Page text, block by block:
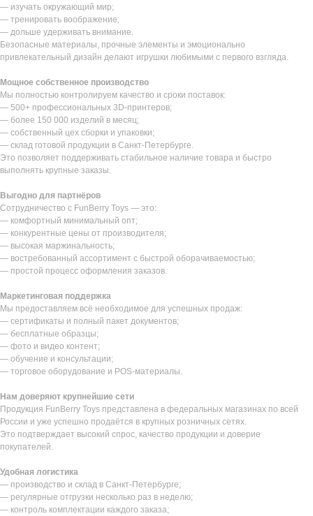
— изучать окружающий мир;
— тренировать воображение;
— дольше удерживать внимание.
Безопасные материалы, прочные элементы и эмоционально
привлекательный дизайн делают игрушки любимыми с первого взгляда.
Мощное собственное производство
Мы полностью контролируем качество и сроки поставок:
— 500+ профессиональных 3D-принтеров;
— более 150 000 изделий в месяц;
— собственный цех сборки и упаковки;
— склад готовой продукции в Санкт-Петербурге.
Это позволяет поддерживать стабильное наличие товара и быстро
выполнять крупные заказы.
Выгодно для партнёров
Сотрудничество с FunBerry Toys — это:
— комфортный минимальный опт;
— конкурентные цены от производителя;
— высокая маржинальность;
— востребованный ассортимент с быстрой оборачиваемостью;
— простой процесс оформления заказов.
Маркетинговая поддержка
Мы предоставляем всё необходимое для успешных продаж:
— сертификаты и полный пакет документов;
— бесплатные образцы;
— фото и видео контент;
— обучение и консультации;
— торговое оборудование и POS-материалы.
Нам доверяют крупнейшие сети
Продукция FunBerry Toys представлена в федеральных магазинах по всей
России и уже успешно продаётся в крупных розничных сетях.
Это подтверждает высокий спрос, качество продукции и доверие
покупателей.
Удобная логистика
— производство и склад в Санкт-Петербурге;
— регулярные отгрузки несколько раз в неделю;
— контроль комплектации каждого заказа;